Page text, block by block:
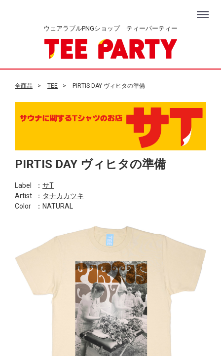
ウェアラブルPNGショップ ティーパーティー
Menu
全商品 TEE PIRTIS DAY ヴィヒタの準備
PIRTIS DAY ヴィヒタの準備
Label ： サT
Artist
： タナカカツキ
Color
：NATURAL